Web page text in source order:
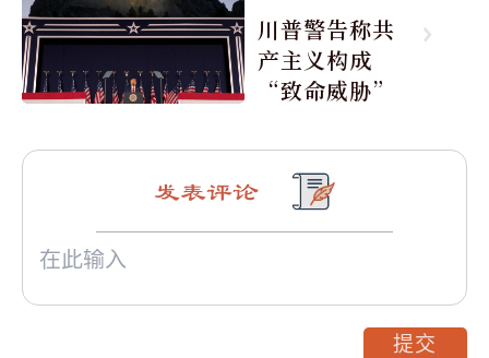
川普警告称共
产主义构成
“致命威胁”
发表评论
提交